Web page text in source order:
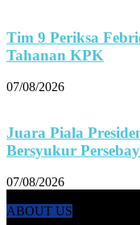
Tim 9 Periksa
Tahanan KPK
07/08/2026
Juara Piala
Bersyukur
07/08/2026
ABOUT US